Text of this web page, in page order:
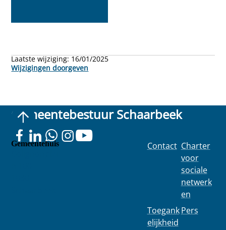
Laatste wijziging: 16/01/2025
Wijzigingen doorgeven
Gemeentebestuur Schaarbeek
Gemeentehuis Contact
Toegank
elijkheid
Charter
voor
sociale
netwerk
en
Pers